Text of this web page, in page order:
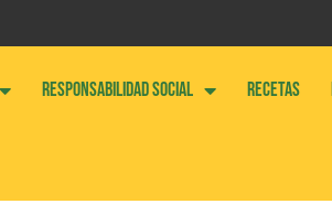
RESPONSABILIDAD SOCIAL RECETAS